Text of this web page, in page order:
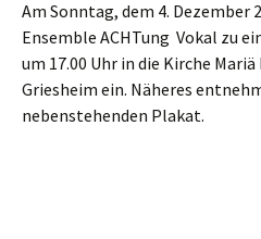
Am Sonntag, dem 4. Dezember
Ensemble ACHTung Vokal zu
um 17.00 Uhr in die Kirche
Griesheim ein. Näheres
nebenstehenden Plakat.